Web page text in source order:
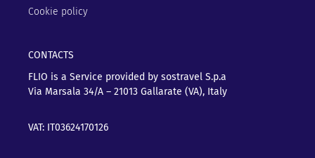
Cookie policy
CONTACTS
FLIO is a Service provided by sostravel S.p.a
Via Marsala 34/A – 21013 Gallarate (VA), Italy
VAT: IT03624170126